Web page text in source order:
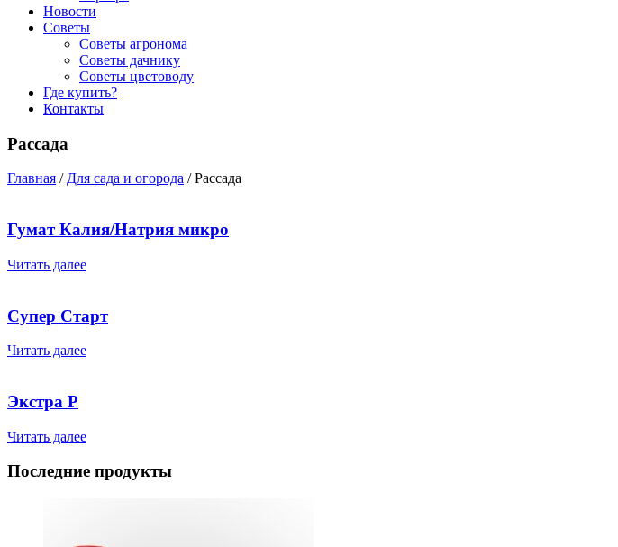
Новости
Советы
Советы агронома
Советы дачнику
Советы цветоводу
Где купить?
Контакты
Рассада
Главная /Для сада и огорода / Рассада
Гумат Калия/Натрия микро
Читать далее
Супер Старт
Читать далее
Экстра Р
Читать далее
Последние продукты